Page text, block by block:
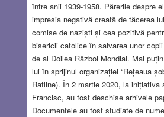
între anii 1939-1958. Părerile despre
impresia negativă creată de tăcerea
comise de naziști și cea pozitivă
bisericii catolice în salvarea unor
de al Doilea Război Mondial. Mai
lui în sprijinul organizației “Rețeaua
Ratline). În 2 martie 2020, la inițiativa
Francisc, au fost deschise arhivele
Documentele au fost studiate de